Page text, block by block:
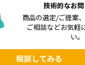
技術的なお
商品の選定/ご提案
ご相談などお気軽
い。
相談してみる